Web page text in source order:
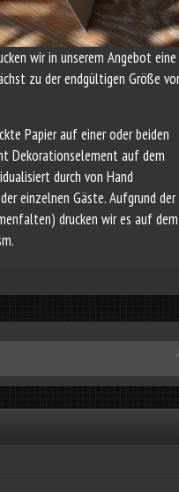
wir in unserem Angebot eine
zu der endgültigen Größe
Papier auf einer oder beiden
Dekorationselement auf dem
durch von Hand
einzelnen Gäste. Aufgrund der
drucken wir es auf dem